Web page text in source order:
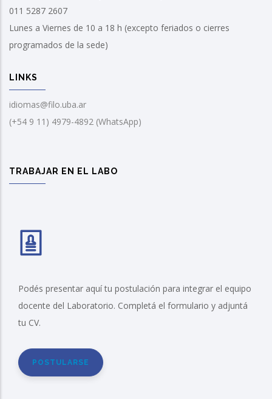
011 5287 2607
Lunes a Viernes de 10 a 18 h (excepto feriados o cierres
programados de la sede)
LINKS
idiomas@filo.uba.ar
(+54 9 11) 4979-4892 (WhatsApp)
TRABAJAR EN EL LABO
Podés presentar aquí tu postulación para integrar el equipo
docente del Laboratorio. Completá el formulario y adjuntá
tu CV.
POSTULARSE